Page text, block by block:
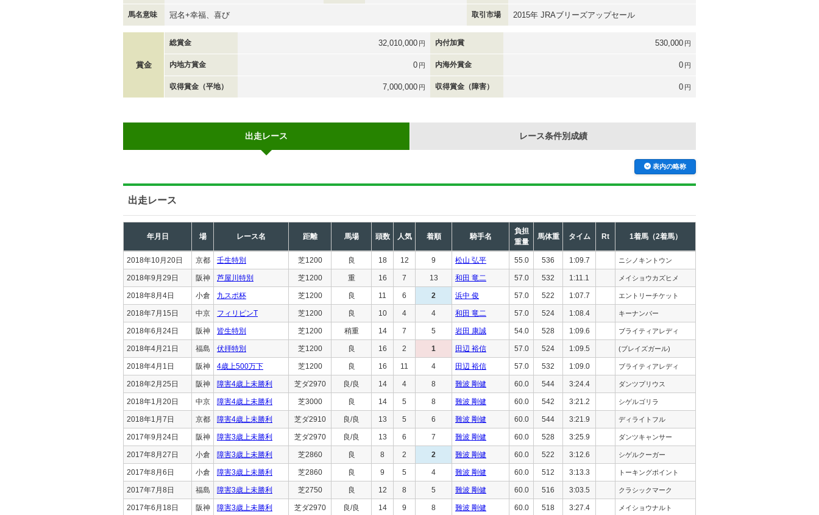
馬名意味 冠名+幸福、喜び 取引市場 2015年 JRAブリーズアップセール
賞金
総賞金 32,010,000 円 内付加賞 530,000 円
内地方賞金 0 円 内海外賞金 0 円
収得賞金（平地） 7,000,000 円 収得賞金（障害） 0 円
出走レース レース条件別成績
表内の略称
出走レース
年月日 場 レース名 距離 馬場 頭数 人気 着順 騎手名
負担
重量
馬体重 タイム Rt 1着馬（2着馬）
2018年10月20日 京都 壬生特別 芝1200 良 18 12 9 松山 弘平 55.0 536 1:09.7 ニシノキントウン
2018年9月29日 阪神 芦屋川特別 芝1200 重 16 7 13 和田 竜二 57.0 532 1:11.1 メイショウカズヒメ
2018年8月4日 小倉 九スポ杯 芝1200 良 11 6 2 浜中 俊 57.0 522 1:07.7 エントリーチケット
2018年7月15日 中京 フィリピンT 芝1200 良 10 4 4 和田 竜二 57.0 524 1:08.4 キーナンバー
2018年6月24日 阪神 皆生特別 芝1200 稍重 14 7 5 岩田 康誠 54.0 528 1:09.6 ブライティアレディ
2018年4月21日 福島 伏拝特別 芝1200 良 16 2 1 田辺 裕信 57.0 524 1:09.5 (ブレイズガール)
2018年4月1日 阪神 4歳上500万下 芝1200 良 16 11 4 田辺 裕信 57.0 532 1:09.0 ブライティアレディ
2018年2月25日 阪神 障害4歳上未勝利 芝ダ2970 良/良 14 4 8 難波 剛健 60.0 544 3:24.4 ダンツプリウス
2018年1月20日 中京 障害4歳上未勝利 芝3000 良 14 5 8 難波 剛健 60.0 542 3:21.2 シゲルゴリラ
2018年1月7日 京都 障害4歳上未勝利 芝ダ2910 良/良 13 5 6 難波 剛健 60.0 544 3:21.9 ディライトフル
2017年9月24日 阪神 障害3歳上未勝利 芝ダ2970 良/良 13 6 7 難波 剛健 60.0 528 3:25.9 ダンツキャンサー
2017年8月27日 小倉 障害3歳上未勝利 芝2860 良 8 2 2 難波 剛健 60.0 522 3:12.6 シゲルクーガー
2017年8月6日 小倉 障害3歳上未勝利 芝2860 良 9 5 4 難波 剛健 60.0 512 3:13.3 トーキングポイント
2017年7月8日 福島 障害3歳上未勝利 芝2750 良 12 8 5 難波 剛健 60.0 516 3:03.5 クラシックマーク
2017年6月18日 阪神 障害3歳上未勝利 芝ダ2970 良/良 14 9 8 難波 剛健 60.0 518 3:27.4 メイショウナルト